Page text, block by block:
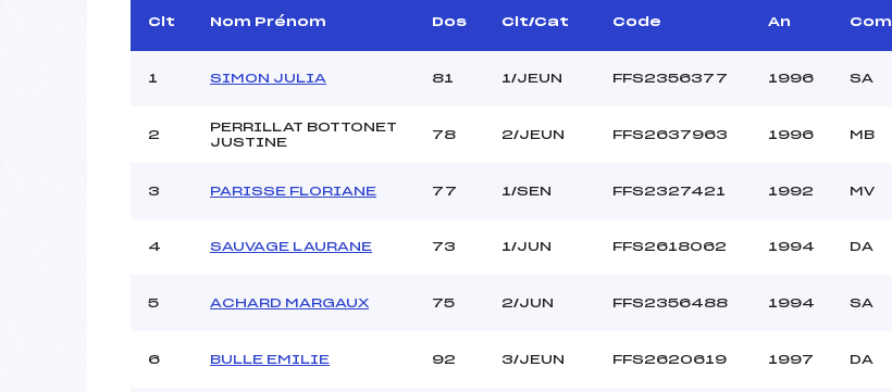
Dir. Epreuve :
MARGUET PHILIPPE (MB)
Point Haut :
Pénalité appliquée :
29.2700
Clt Nom Prénom Dos Clt/Cat Code An Com
1 SIMON JULIA 81 1/JEUN FFS2356377 1996 SA
2
PERRILLAT BOTTONET
JUSTINE
78 2/JEUN FFS2637963 1996 MB
3 PARISSE FLORIANE 77 1/SEN FFS2327421 1992 MV
4 SAUVAGE LAURANE 73 1/JUN FFS2618062 1994 DA
5 ACHARD MARGAUX 75 2/JUN FFS2356488 1994 SA
6 BULLE EMILIE 92 3/JEUN FFS2620619 1997 DA